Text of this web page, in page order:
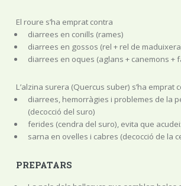
El roure s’ha emprat contra
diarrees en conills (rames)
diarrees en gossos (rel + rel de
diarrees en oques (aglans + canemons +
L’alzina surera (Quercus suber) s’ha emprat
diarrees, hemorràgies i problemes de la
(decocció del suro)
ferides (cendra del suro), evita que
sarna en ovelles i cabres (decocció de la
PREPATARS